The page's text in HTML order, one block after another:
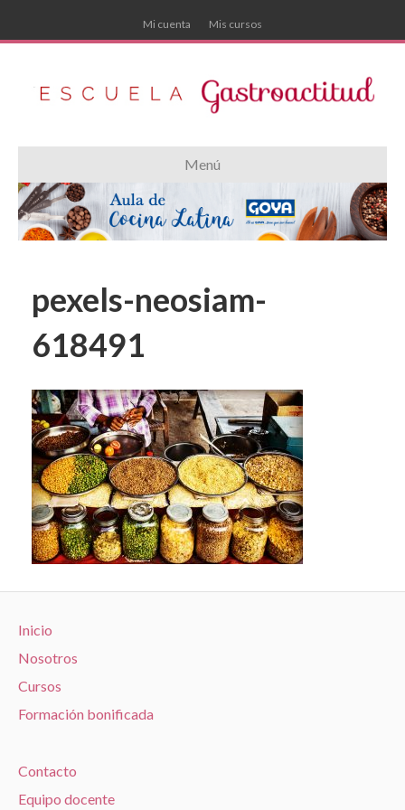
Mi cuenta Mis cursos
Menú
pexels-neosiam-
618491
Inicio
Nosotros
Cursos
Formación bonificada
Contacto
Equipo docente